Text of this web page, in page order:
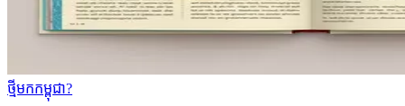
ថ្មីមកកម្ពុជា?